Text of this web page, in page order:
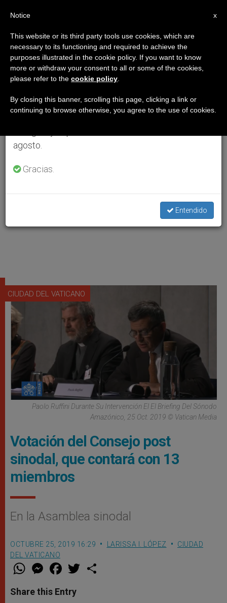
CIUDAD DEL VATICANO
Paolo Ruffini Durante Su Intervención El El Briefing Del Sónodo
Amazónico, 25 Oct. 2019 © Vatican Media
Votación del Consejo post
sinodal, que contará con 13
miembros
En la Asamblea sinodal
OCTUBRE 25, 2019 16:29 LARISSA I. LÓPEZ
CIUDAD
DEL VATICANO
W
t
s
M
e
s
e
F
a
e
b
w
Share this Entry
×
Aviso importante
Del 27 de julio al 7 de agosto haremos la pausa
anual, aprovechando que en el periodo de verano
se generan menos informaciones y también el
agosto.
Gracias.
Entendido
x
Notice
This website or its third party tools use cookies, which are
necessary to its functioning and required to achieve the
purposes illustrated in the cookie policy. If you want to know
more or withdraw your consent to all or some of the cookies,
please refer to the cookie policy
By closing this banner, scrolling this page, clicking a link or
continuing to browse otherwise, you agree to the use of cookies.